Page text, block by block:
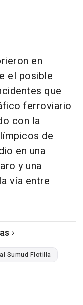
en
el posible
que
ferroviario
con la
de
en una
y una
vía entre
Sumud Flotilla